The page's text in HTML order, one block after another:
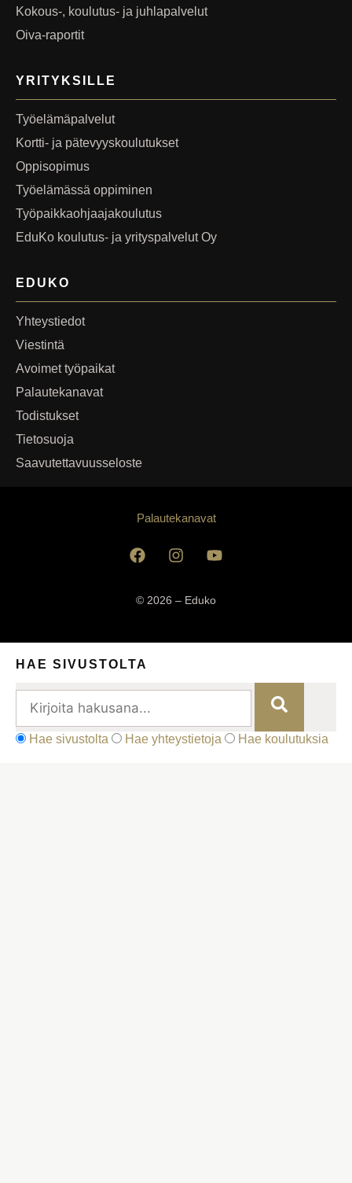
Kokous-, koulutus- ja juhlapalvelut
Oiva-raportit
YRITYKSILLE
Työelämäpalvelut
Kortti- ja pätevyyskoulutukset
Oppisopimus
Työelämässä oppiminen
Työpaikkaohjaajakoulutus
EduKo koulutus- ja yrityspalvelut Oy
EDUKO
Yhteystiedot
Viestintä
Avoimet työpaikat
Palautekanavat
Todistukset
Tietosuoja
Saavutettavuusseloste
© 2026 – Eduko
Palautekanavat
HAE SIVUSTOLTA
Hae sivustolta Hae yhteystietoja Hae koulutuksia